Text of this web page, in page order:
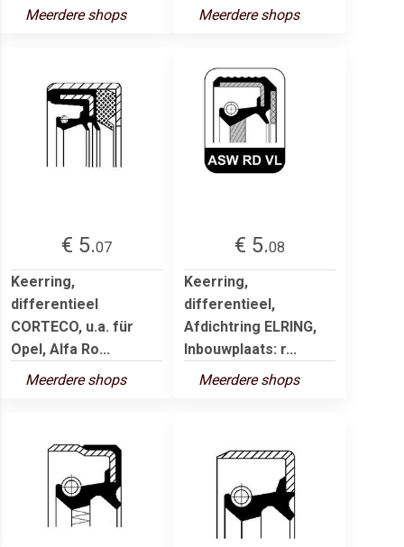
Meerdere shops
Meerdere shops
€ 5.07
Keerring,
differentieel
CORTECO, u.a. für
Opel, Alfa Ro...
Meerdere shops
€ 5.08
Keerring,
differentieel,
Afdichtring ELRING,
Inbouwplaats: r...
Meerdere shops